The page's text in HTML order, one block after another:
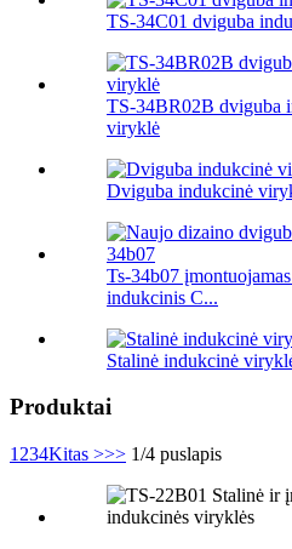
TS-34C01 dviguba
TS-34BR02B dviguba
viryklė
Dviguba indukcinė
Ts-34b07
indukcinis C...
Stalinė indukcinė
Produktai
1 234Kitas >>> 1/4 puslapis